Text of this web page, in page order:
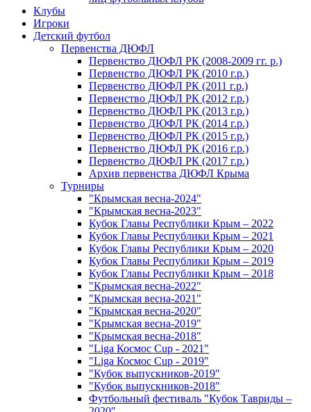
Клубы
Игроки
Детский футбол
Первенства ДЮФЛ
Первенство ДЮФЛ РК (2008-2009 гг. р.)
Первенство ДЮФЛ РК (2010 г.р.)
Первенство ДЮФЛ РК (2011 г.р.)
Первенство ДЮФЛ РК (2012 г.р.)
Первенство ДЮФЛ РК (2013 г.р.)
Первенство ДЮФЛ РК (2014 г.р.)
Первенство ДЮФЛ РК (2015 г.р.)
Первенство ДЮФЛ РК (2016 г.р.)
Первенство ДЮФЛ РК (2017 г.р.)
Архив первенства ДЮФЛ Крыма
Турниры
"Крымская весна-2024"
"Крымская весна-2023"
Кубок Главы Республики Крым – 2022
Кубок Главы Республики Крым – 2021
Кубок Главы Республики Крым – 2020
Кубок Главы Республики Крым – 2019
Кубок Главы Республики Крым – 2018
"Крымская весна-2022"
"Крымская весна-2021"
"Крымская весна-2020"
"Крымская весна-2019"
"Крымская весна-2018"
"Liga Космос Cup - 2021"
"Liga Космос Cup - 2019"
"Кубок выпускников-2019"
"Кубок выпускников-2018"
Футбольный фестиваль "Кубок Тавриды –